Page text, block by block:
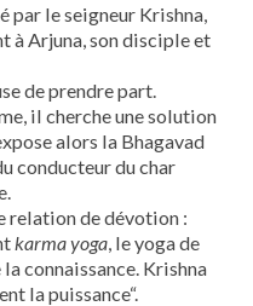
par le seigneur Krishna,
à Arjuna, son disciple et
de prendre part.
il cherche une solution
alors la Bhagavad
conducteur du char
relation de dévotion :
karma yoga , le yoga de
la connaissance. Krishna
la puissance“.